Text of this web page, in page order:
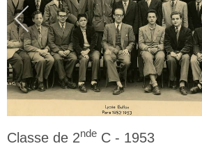
Classe de 2nde C - 1953